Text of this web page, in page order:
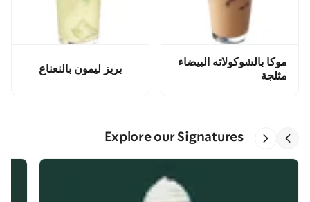
موكا بالشوكولاته البيضاء
مثلجة
بريز ليمون بالنعناع
Explore our Signatures